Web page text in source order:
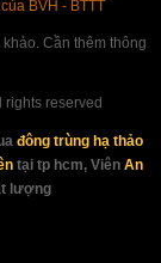
BVH - BTTT
Cần thêm thông
rights reserved
đông trùng hạ thảo
tại tp hcm, Viên An
lượng